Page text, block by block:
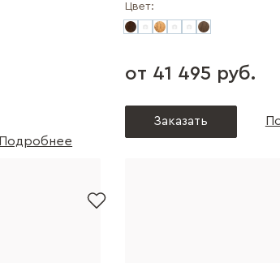
Подробнее
Цвет:
от 41 495 руб.
Заказать